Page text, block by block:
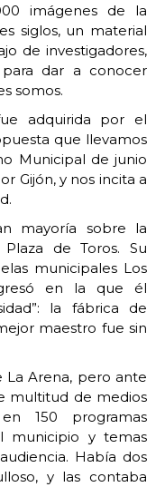
imágenes de la
siglos, un material
de investigadores,
dar a conocer
somos.
adquirida por el
que llevamos
Municipal de junio
Gijón, y nos incita a
mayoría sobre la
de Toros. Su
municipales Los
en la que él
la fábrica de
maestro fue sin
La Arena, pero ante
multitud de medios
150 programas
municipio y temas
Había dos
y las contaba